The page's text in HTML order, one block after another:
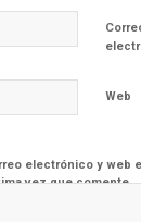
Web
electrónico y web
vez que comente.